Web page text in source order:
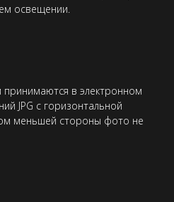
освещении.
в электронном
JPG с горизонтальной
меньшей стороны фото не